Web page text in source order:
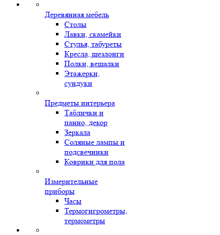
Деревянная мебель
Столы
Лавки, скамейки
Стулья, табуреты
Кресла, шезлонги
Полки, вешалки
Этажерки,
сундуки
Предметы интерьера
Таблички и
панно, декор
Зеркала
Соляные лампы и
подсвечники
Коврики для пола
Измерительные
приборы
Часы
Термогигрометры,
термометры